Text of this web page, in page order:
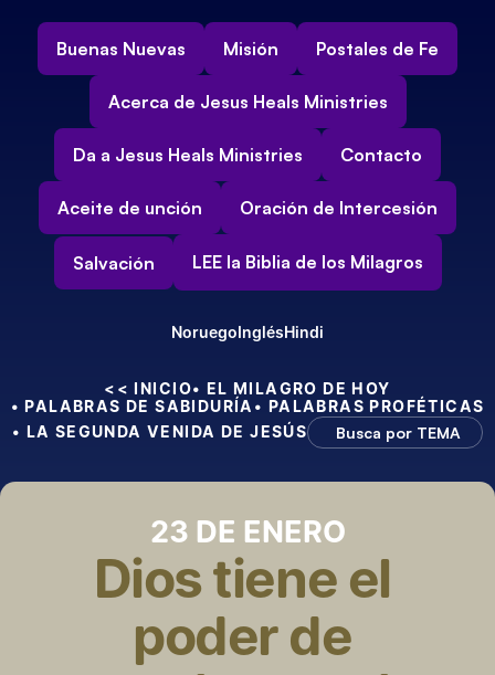
Buenas Nuevas Misión Postales de Fe
Acerca de Jesus Heals Ministries
Da a Jesus Heals Ministries Contacto
Aceite de unción Oración de Intercesión
Salvación LEE la Biblia de los Milagros
NoruegoInglésHindi
<< INICIO• EL MILAGRO DE HOY
• PALABRAS DE SABIDURÍA • PALABRAS PROFÉTICAS
• LA SEGUNDA VENIDA DE JESÚS
Busca por TEMA
23 DE ENERO
Dios tiene el
poder de